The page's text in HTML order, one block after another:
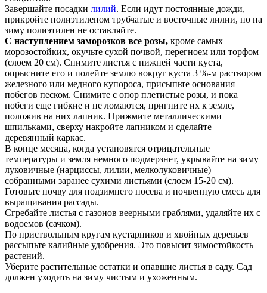
Завершайте посадки лилий. Если идут постоянные дожди,
прикройте полиэтиленом трубчатые и восточные лилии, но на
зиму полиэтилен не оставляйте.
С наступлением заморозков все розы, кроме самых
морозостойких, окучьте сухой почвой, перегноем или торфом
(слоем 20 см). Снимите листья с нижней части куста,
опрысните его и полейте землю вокруг куста 3 %-м раствором
железного или медного купороса, присыпьте основания
побегов песком. Снимите с опор плетистые розы, и пока
побеги еще гибкие и не ломаются, пригните их к земле,
положив на них лапник. Прижмите металлическими
шпильками, сверху накройте лапником и сделайте
деревянный каркас.
В конце месяца, когда установятся отрицательные
температуры и земля немного подмерзнет, укрывайте на зиму
луковичные (нарциссы, лилии, мелколуковичные)
собранными заранее сухими листьями (слоем 15-20 см).
Готовьте почву для подзимнего посева и почвенную смесь для
выращивания рассады.
Сгребайте листья с газонов веерными граблями, удаляйте их с
водоемов (сачком).
По приствольным кругам кустарников и хвойных деревьев
рассыпьте калийные удобрения. Это повысит зимостойкость
растений.
Уберите растительные остатки и опавшие листья в саду. Сад
должен уходить на зиму чистым и ухоженным.